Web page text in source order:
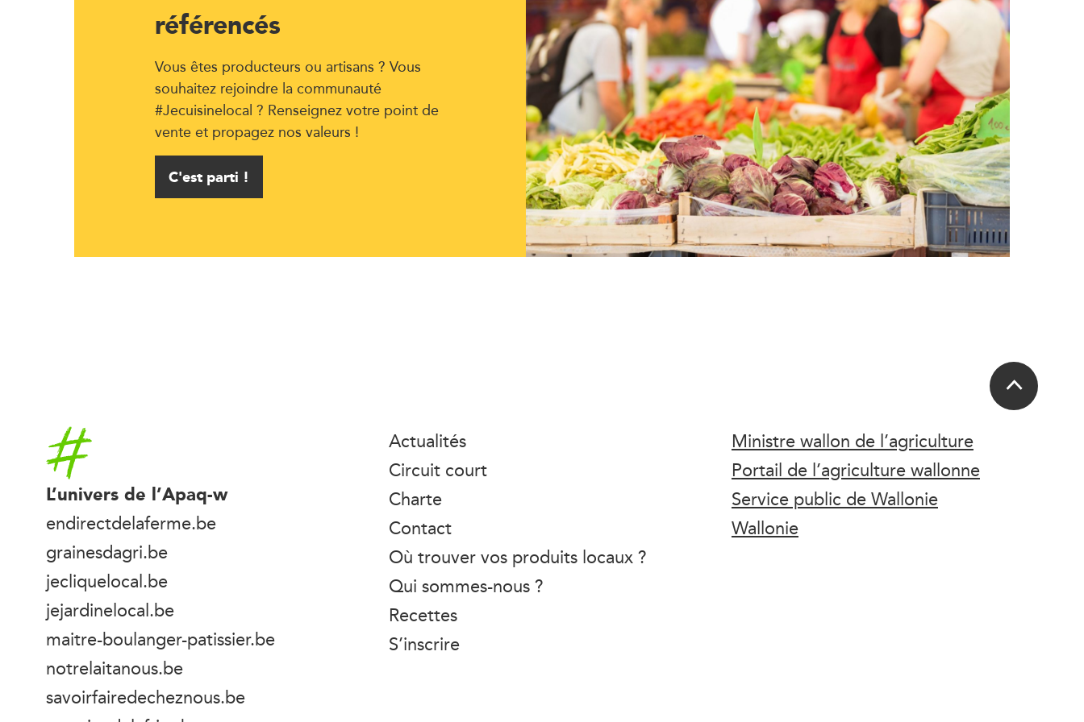
référencés
Vous êtes producteurs ou artisans ? Vous
souhaitez rejoindre la communauté
#Jecuisinelocal ? Renseignez votre point de
vente et propagez nos valeurs !
C'est parti !
Accueil
L’univers de l’Apaq-w
endirectdelaferme.be
grainesdagri.be
jecliquelocal.be
jejardinelocal.be
maitre-boulanger-patissier.be
notrelaitanous.be
savoirfairedecheznous.be
Actualités
Circuit court
Charte
Contact
Où trouver vos produits locaux ?
Qui sommes-nous ?
Recettes
S’inscrire
Ministre wallon de l’agriculture
Portail de l’agriculture wallonne
Service public de Wallonie
Wallonie